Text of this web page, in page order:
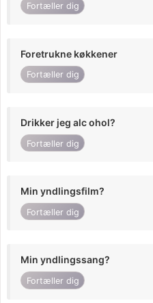
Fortæller dig
Foretrukne køkkener
Fortæller dig
Drikker jeg alc ohol?
Fortæller dig
Min yndlingsfilm?
Fortæller dig
Min yndlingssang?
Fortæller dig